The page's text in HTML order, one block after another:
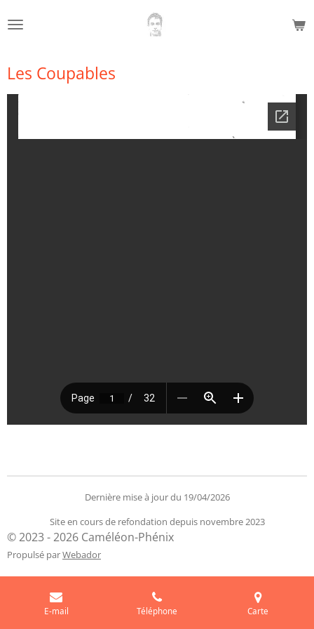
au
principal
Les Coupables
Dernière mise à jour du 19/04/2026
Site en cours de refondation depuis novembre 2023
© 2023 - 2026 Caméléon-Phénix
Propulsé parWebador
E-mail Téléphone Carte